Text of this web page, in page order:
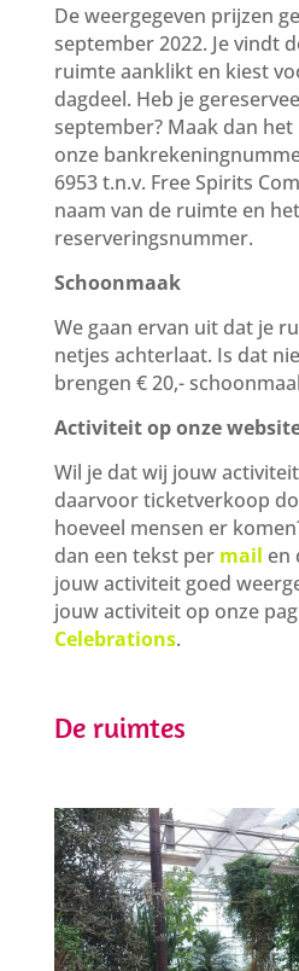
De weergegeven prijzen
september 2022. Je vindt
ruimte aanklikt en kiest
dagdeel. Heb je
september? Maak dan
onze
6953 t.n.v. Free Spirits
naam van de ruimte en het
reserveringsnummer.
Schoonmaak
We gaan ervan uit dat je
netjes achterlaat. Is dat
brengen € 20,-
Activiteit op onze
Wil je dat wij jouw
daarvoor ticketverkoop
hoeveel mensen er
dan een tekst per mail en
jouw activiteit goed
jouw activiteit op onze
Celebrations.
De ruimtes